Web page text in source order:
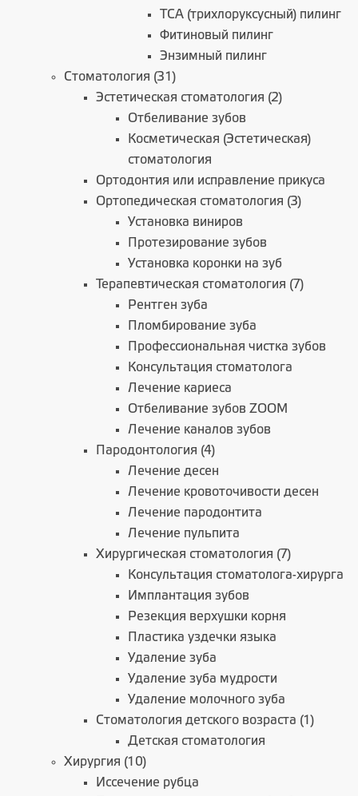
TСА (трихлоруксусный) пилинг
Фитиновый пилинг
Энзимный пилинг
Стоматология (31)
Эстетическая стоматология (2)
Отбеливание зубов
Косметическая (Эстетическая)
стоматология
Ортодонтия или исправление прикуса
Ортопедическая стоматология (3)
Установка виниров
Протезирование зубов
Установка коронки на зуб
Терапевтическая стоматология (7)
Рентген зуба
Пломбирование зуба
Профессиональная чистка зубов
Консультация стоматолога
Лечение кариеса
Отбеливание зубов ZOOM
Лечение каналов зубов
Пародонтология (4)
Лечение десен
Лечение кровоточивости десен
Лечение пародонтита
Лечение пульпита
Хирургическая стоматология (7)
Консультация стоматолога-хирурга
Имплантация зубов
Резекция верхушки корня
Пластика уздечки языка
Удаление зуба
Удаление зуба мудрости
Удаление молочного зуба
Стоматология детского возраста (1)
Детская стоматология
Хирургия (10)
Иссечение рубца